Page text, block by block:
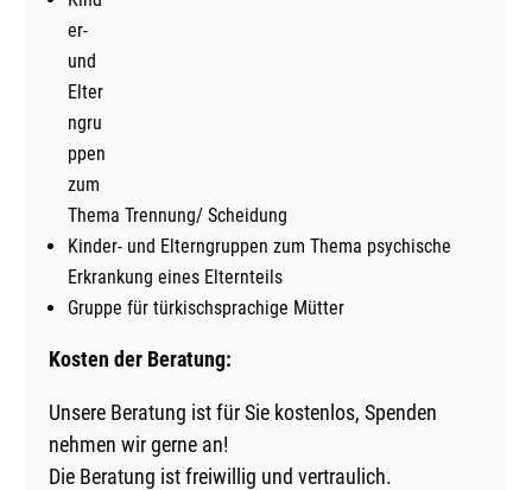
er-
und
Elter
ngru
ppen
zum
Thema Trennung/ Scheidung
Kinder- und Elterngruppen zum Thema psychische
Erkrankung eines Elternteils
Gruppe für türkischsprachige Mütter
Kosten der Beratung:
Unsere Beratung ist für Sie kostenlos, Spenden
nehmen wir gerne an!
Die Beratung ist freiwillig und vertraulich.